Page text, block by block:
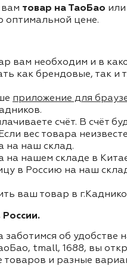
товар на ТаоБао
оптимальной цене.
вам необходим и в
как брендовые, так
приложение для
счёт. В счёт
вес товара
на наш склад.
на нашем складе в
в Россию на наш
ваш товар в
об удобстве
tmall, 1688, вы
товаров и разные